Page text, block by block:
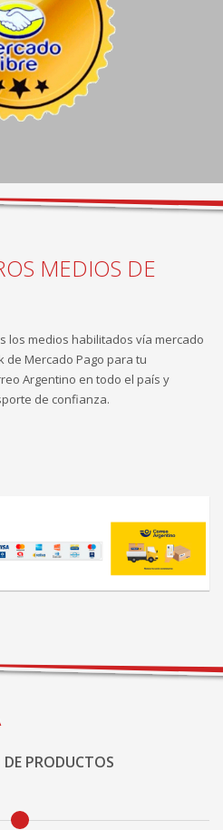
MEDIOS DE
los medios habilitados vía mercado
de Mercado Pago para tu
Argentino en todo el país y
de confianza.
DE PRODUCTOS